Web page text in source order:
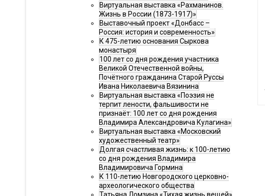
Виртуальная выставка «Рахманинов.
Жизнь в России (1873-1917)»
Выставочный проект «Донбасс –
Россия: история и современность»
К 475-летию основания Сыркова
монастыря
100 лет со дня рождения участника
Великой Отечественной войны,
Почётного гражданина Старой Руссы
Ивана Николаевича Вязинина
Виртуальная выставка «Поэзия не
терпит лености, фальшивости не
признаёт: 100 лет со дня рождения
Владимира Александровича Кулагина»
Виртуальная выставка «Московский
художественный театр»
Долгая счастливая жизнь: к 100-летию
со дня рождения Владимира
Владимировича Гормина
К 110-летию Новгородского церковно-
археологического общества